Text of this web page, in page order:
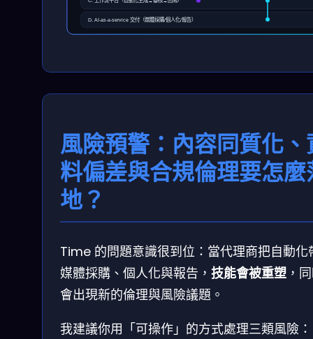
D. AI-as-a-service 交付（媒體採購/個人化/報告）
風險預警：內容同質化、
料偏差與合規倫理要怎麼
地？
Time 的問題意識很到位：當代理商把自動化
媒體採購、個人化與報告， 技能會被重塑 ，
會出現新的倫理與風險議題。
我建議你用「可操作」的方式處理三類風險：